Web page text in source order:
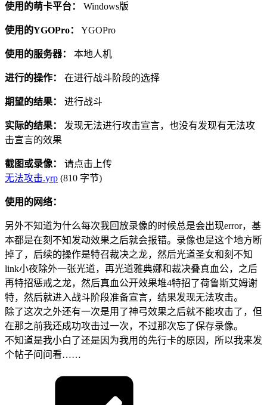
使用的萌卡平台： Windows版
使用的YGOPro： YGOPro
使用的服务器： 本地人机
进行的操作： 在进行战斗阶段的选择
期望的结果： 进行战斗
实际的结果：
发现无法进行攻击宣言，也没有发现有无法攻
击宣言的效果
截图或录像：
请点击上传
无法攻击.yrp (810 字节)
使用的网络：
另外不知道为什么每次我回放录像的时候总是会出现error，基
本都是在刻不知发动效果之后就会报错。录像也是这个地方断
掉了，后续的操作是特召裁决之龙，然后光道圣女和刻不知
link小夜除外一张光道，再光道雅典娜和裁决叠真血公，之后
再特招惩戒之龙，然后真血公开效果堆4特招了荷鲁斯艾姆谢
特，然后就进入战斗阶段准备宣言，结果发现无法攻击。
除了这次之外还有一次是用了神弓效果之后就不能攻击了，但
在那之前我还成功攻击过一次，不过那次忘了保存录像。
不知道是我小白了还是因为我用的先行卡的原因，所以我来发
个帖子问问看……